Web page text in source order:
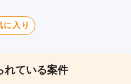
に入り
れている案件